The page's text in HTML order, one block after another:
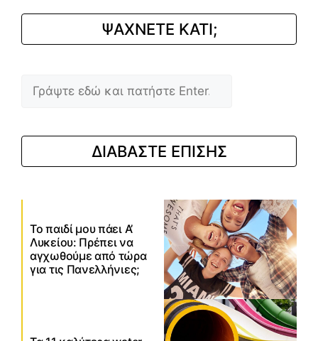
ΨΑΧΝΕΤΕ ΚΑΤΙ;
ΔΙΑΒΑΣΤΕ ΕΠΙΣΗΣ
Το παιδί μου πάει Α’
Λυκείου: Πρέπει να
αγχωθούμε από τώρα
για τις Πανελλήνιες;